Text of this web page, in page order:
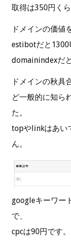
取得は350円く
ドメインの価値
estibotだと
domainindexだ
ドメインの秋具
ど一般的に知ら
た。
topやlinkはあい
ん。
googleキーワー
で、
cpcは90円です。